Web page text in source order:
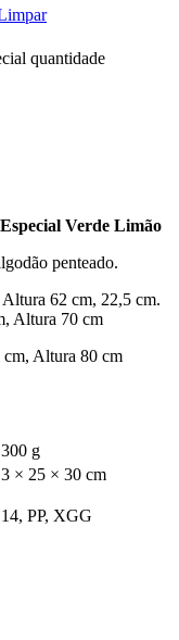
quantidade
Verde Limão
penteado.
62 cm, 22,5 cm.
Altura 70 cm
Altura 80 cm
300 g
3 × 25 × 30 cm
14, PP, XGG